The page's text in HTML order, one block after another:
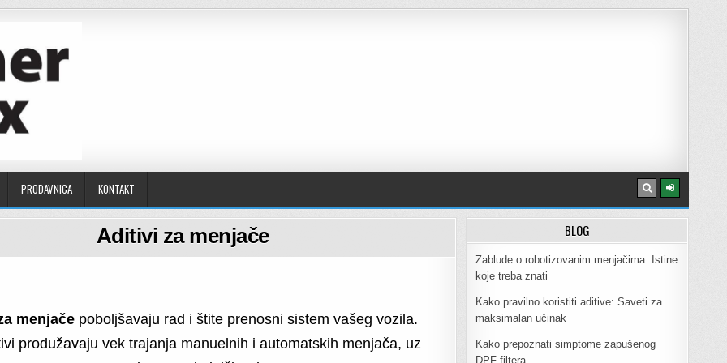
PRODAVNICA KONTAKT
Aditivi za menjače
menjačepoboljšavaju rad i štite prenosni sistem vašeg vozila.
produžavaju vek trajanja manuelnih i automatskih menjača, uz
BLOG
Zablude o robotizovanim menjačima: Istine
koje treba znati
Kako pravilno koristiti aditive: Saveti za
maksimalan učinak
Kako prepoznati simptome zapušenog
DPF filtera